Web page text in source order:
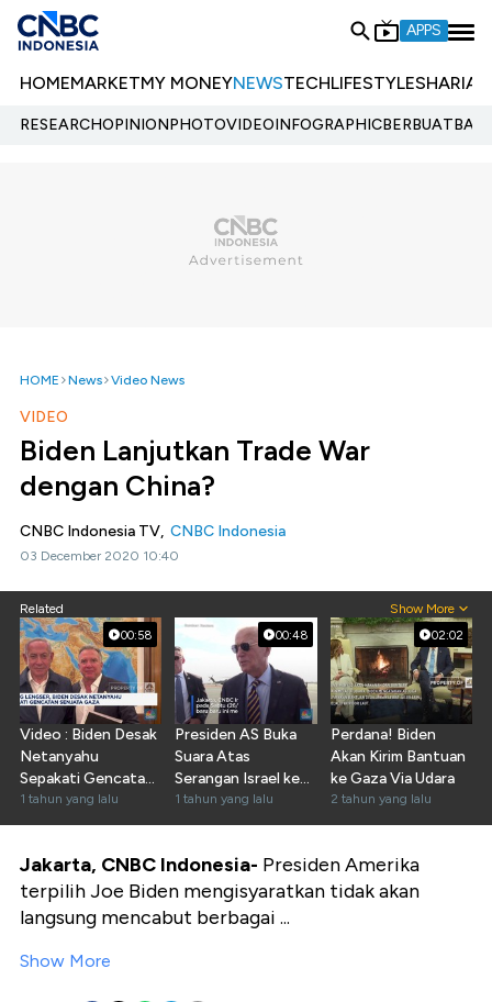
APPS
HOMEMARKETMY MONEYNEWSTECHLIFESTYLESHARIA
RESEARCHOPINIONPHOTOVIDEOINFOGRAPHIC
HOME News Video News
VIDEO
Biden Lanjutkan Trade War
dengan China?
CNBC Indonesia TV, CNBC Indonesia
03 December 2020 10:40
Related Show More
00:58
Video : Biden Desak
Netanyahu
Sepakati Gencatan
Senjata Gaza
1 tahun yang lalu
00:48
Presiden AS Buka
Suara Atas
Serangan Israel ke
Iran
1 tahun yang lalu
02:02
Perdana! Biden
Akan Kirim Bantuan
ke Gaza Via Udara
2 tahun yang lalu
Jakarta, CNBC Indonesia- Presiden Amerika
terpilih Joe Biden mengisyaratkan tidak akan
langsung mencabut berbagai ...
Show More